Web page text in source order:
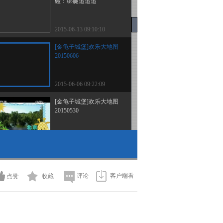
2015-06-13 09:10:10
[金龟子城堡]欢乐大地图
20150606
2015-06-06 09:22:09
[金龟子城堡]欢乐大地图
20150530
2015-05-23 11:15:06
点赞 收藏 评论 客户端看